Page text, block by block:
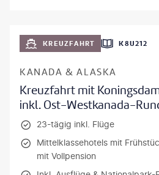
KREUZFAHRT K8U212
KANADA & ALASKA
Kreuzfahrt mit
inkl. Ost-Westkanada-
23-tägig inkl. Flüge
Mittelklassehotels mit
mit Vollpension